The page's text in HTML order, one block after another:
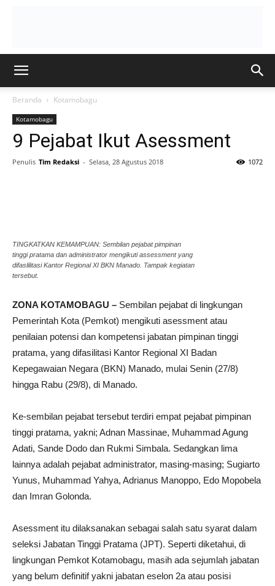
Beranda Kotamobagu
Kotamobagu
9 Pejabat Ikut Asessment
Penulis Tim Redaksi - Selasa, 28 Agustus 2018 1072
TINGKATKAN KEMAMPUAN: Sembilan pejabat pimpinan
tinggi pratama dan administrator mengikuti assessment yang
difaslilitasi Kantor Regional XI BKN Manado. Tampak kegiatan
tersebut.
ZONA KOTAMOBAGU – Sembilan pejabat di lingkungan
Pemerintah Kota (Pemkot) mengikuti asessment atau
penilaian potensi dan kompetensi jabatan pimpinan tinggi
pratama, yang difasilitasi Kantor Regional XI Badan
Kepegawaian Negara (BKN) Manado, mulai Senin (27/8)
hingga Rabu (29/8), di Manado.
Ke-sembilan pejabat tersebut terdiri empat pejabat pimpinan
tinggi pratama, yakni; Adnan Massinae, Muhammad Agung
Adati, Sande Dodo dan Rukmi Simbala. Sedangkan lima
lainnya adalah pejabat administrator, masing-masing; Sugiarto
Yunus, Muhammad Yahya, Adrianus Manoppo, Edo Mopobela
dan Imran Golonda.
Asessment itu dilaksanakan sebagai salah satu syarat dalam
seleksi Jabatan Tinggi Pratama (JPT). Seperti diketahui, di
lingkungan Pemkot Kotamobagu, masih ada sejumlah jabatan
yang belum definitif yakni jabatan eselon 2a atau posisi